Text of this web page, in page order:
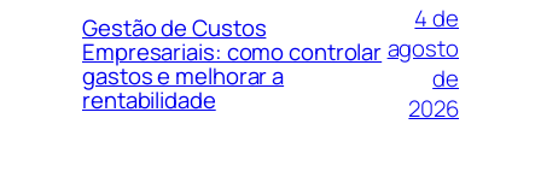
Gestão de Custos
Empresariais: como controlar
gastos e melhorar a
rentabilidade
4 de
agosto
de
2026